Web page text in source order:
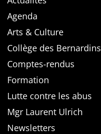
Agenda
Arts & Culture
Collège des Bernardins
Comptes-rendus
Formation
Lutte contre les abus
Mgr Laurent Ulrich
Newsletters